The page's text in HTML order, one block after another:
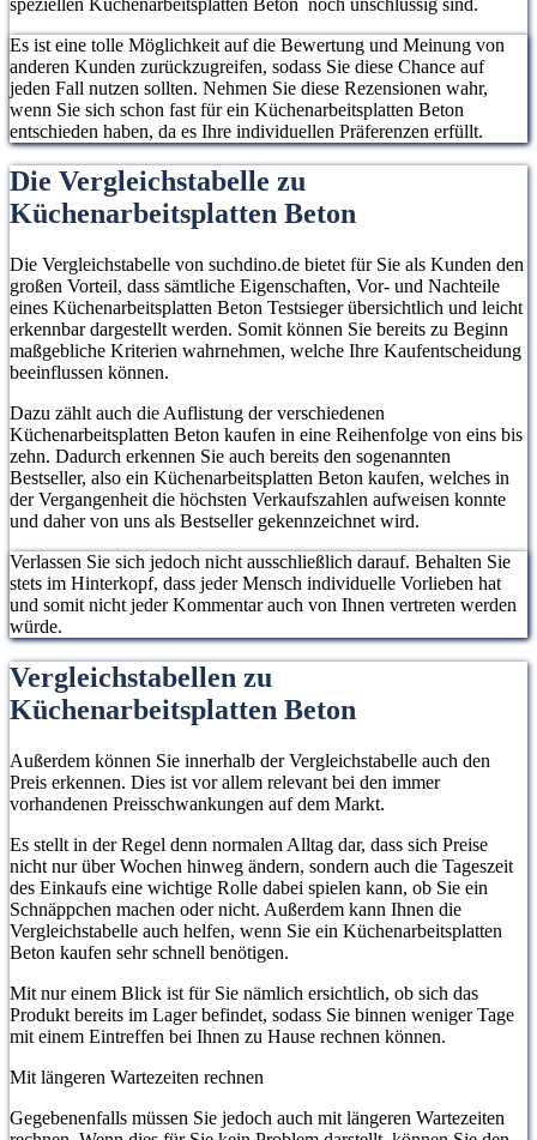
Es ist eine tolle Möglichkeit auf die Bewertung und Meinung von
anderen Kunden zurückzugreifen, sodass Sie diese Chance auf
jeden Fall nutzen sollten. Nehmen Sie diese Rezensionen wahr,
wenn Sie sich schon fast für ein Küchenarbeitsplatten Beton
entschieden haben, da es Ihre individuellen Präferenzen erfüllt.
Die Vergleichstabelle zu
Küchenarbeitsplatten Beton
Die Vergleichstabelle von suchdino.de bietet für Sie als Kunden den
großen Vorteil, dass sämtliche Eigenschaften, Vor- und Nachteile
eines Küchenarbeitsplatten Beton Testsieger übersichtlich und leicht
erkennbar dargestellt werden. Somit können Sie bereits zu Beginn
maßgebliche Kriterien wahrnehmen, welche Ihre Kaufentscheidung
beeinflussen können.
Dazu zählt auch die Auflistung der verschiedenen
Küchenarbeitsplatten Beton kaufen in eine Reihenfolge von eins bis
zehn. Dadurch erkennen Sie auch bereits den sogenannten
Bestseller, also ein Küchenarbeitsplatten Beton kaufen, welches in
der Vergangenheit die höchsten Verkaufszahlen aufweisen konnte
und daher von uns als Bestseller gekennzeichnet wird.
Verlassen Sie sich jedoch nicht ausschließlich darauf. Behalten Sie
stets im Hinterkopf, dass jeder Mensch individuelle Vorlieben hat
und somit nicht jeder Kommentar auch von Ihnen vertreten werden
würde.
Vergleichstabellen zu
Küchenarbeitsplatten Beton
Außerdem können Sie innerhalb der Vergleichstabelle auch den
Preis erkennen. Dies ist vor allem relevant bei den immer
vorhandenen Preisschwankungen auf dem Markt.
Es stellt in der Regel denn normalen Alltag dar, dass sich Preise
nicht nur über Wochen hinweg ändern, sondern auch die Tageszeit
des Einkaufs eine wichtige Rolle dabei spielen kann, ob Sie ein
Schnäppchen machen oder nicht. Außerdem kann Ihnen die
Vergleichstabelle auch helfen, wenn Sie ein Küchenarbeitsplatten
Beton kaufen sehr schnell benötigen.
Mit nur einem Blick ist für Sie nämlich ersichtlich, ob sich das
Produkt bereits im Lager befindet, sodass Sie binnen weniger Tage
mit einem Eintreffen bei Ihnen zu Hause rechnen können.
Mit längeren Wartezeiten rechnen
Gegebenenfalls müssen Sie jedoch auch mit längeren Wartezeiten